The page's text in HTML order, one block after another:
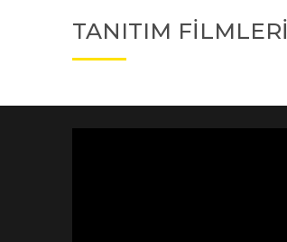
TANITIM FİLMLERİ